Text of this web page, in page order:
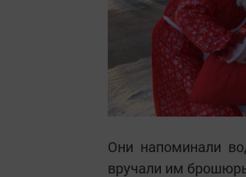
Они напоминали
вручали им